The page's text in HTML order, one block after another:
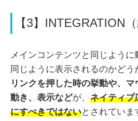
【3】INTEGRATION（
メインコンテンツと同じように
同じように表示されるのかどう
リンクを押した時の挙動や、
動き、表示などが、 ネイティブ
にすべきではないとされていま